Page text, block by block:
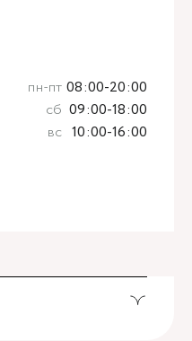
пн-пт 08:00-20:00
сб 09:00-18:00
вс 10:00-16:00